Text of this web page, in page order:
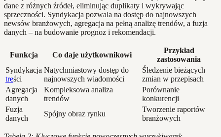
dane z różnych źródeł, eliminując duplikaty i wykrywając
sprzeczności. Syndykacja pozwala na dostęp do najnowszych
newsów branżowych, agregacja na pełną analizę trendów, a fuzja
danych – na budowanie prognoz i rekomendacji.
Funkcja Co daje użytkownikowi
Przykład
zastosowania
Syndykacja
treści
Natychmiastowy dostęp do
najnowszych wiadomości
Śledzenie bieżących
zmian w przepisach
Agregacja
danych
Kompleksowa analiza
trendów
Porównanie
konkurencji
Fuzja
danych
Spójny obraz rynku
Tworzenie raportów
branżowych